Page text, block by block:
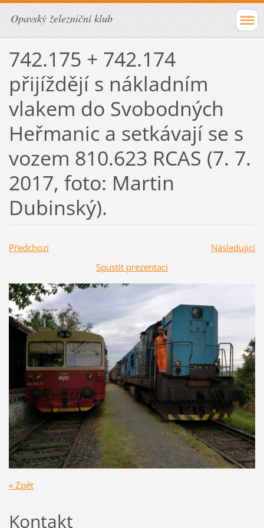
Opavský železniční klub
742.175 + 742.174
přijíždějí s nákladním
vlakem do Svobodných
Heřmanic a setkávají se s
vozem 810.623 RCAS (7. 7.
2017, foto: Martin
Dubinský).
Předchozí
Následující
Spustit prezentaci
« Zpět
Kontakt